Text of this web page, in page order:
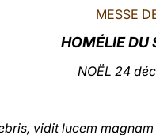
MESSE
HOMÉLIE DU
NOËL 24
vidit lucem